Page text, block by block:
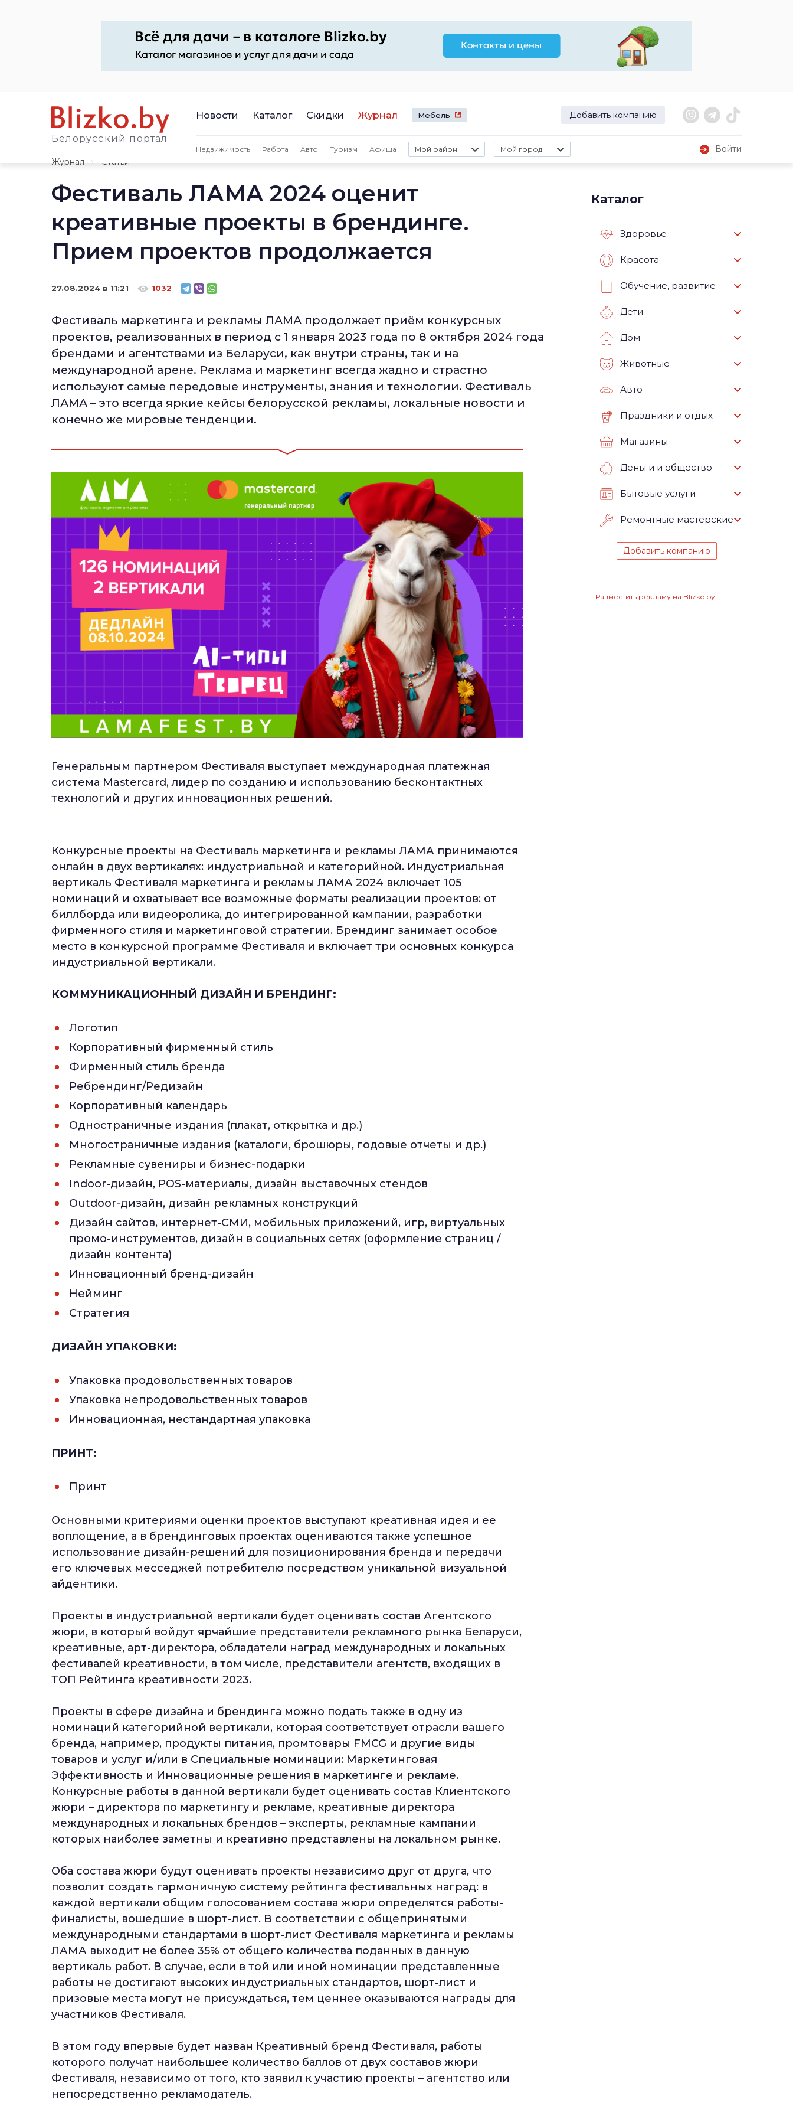
Белорусский портал
Новости Каталог Скидки Журнал Мебель Добавить компанию
Недвижимость Работа Авто Туризм Афиша Мой район Мой город
Войти
Журнал
Статьи
Фестиваль ЛАМА 2024 оценит
креативные проекты в брендинге.
Прием проектов продолжается
27.08.2024 в 11:21 1032
Фестиваль маркетинга и рекламы ЛАМА продолжает приём конкурсных
проектов, реализованных в период с 1 января 2023 года по 8 октября 2024 года
брендами и агентствами из Беларуси, как внутри страны, так и на
международной арене. Реклама и маркетинг всегда жадно и страстно
используют самые передовые инструменты, знания и технологии. Фестиваль
ЛАМА – это всегда яркие кейсы белорусской рекламы, локальные новости и
конечно же мировые тенденции.
Генеральным партнером Фестиваля выступает международная платежная
система Mastercard, лидер по созданию и использованию бесконтактных
технологий и других инновационных решений.
Конкурсные проекты на Фестиваль маркетинга и рекламы ЛАМА принимаются
онлайн в двух вертикалях: индустриальной и категорийной. Индустриальная
вертикаль Фестиваля маркетинга и рекламы ЛАМА 2024 включает 105
номинаций и охватывает все возможные форматы реализации проектов: от
биллборда или видеоролика, до интегрированной кампании, разработки
фирменного стиля и маркетинговой стратегии. Брендинг занимает особое
место в конкурсной программе Фестиваля и включает три основных конкурса
индустриальной вертикали.
КОММУНИКАЦИОННЫЙ ДИЗАЙН И БРЕНДИНГ:
Логотип
Корпоративный фирменный стиль
Фирменный стиль бренда
Ребрендинг/Редизайн
Корпоративный календарь
Одностраничные издания (плакат, открытка и др.)
Многостраничные издания (каталоги, брошюры, годовые отчеты и др.)
Рекламные сувениры и бизнес-подарки
Indoor-дизайн, POS-материалы, дизайн выставочных стендов
Оutdoor-дизайн, дизайн рекламных конструкций
Дизайн сайтов, интернет-СМИ, мобильных приложений, игр, виртуальных
промо-инструментов, дизайн в социальных сетях (оформление страниц /
дизайн контента)
Инновационный бренд-дизайн
Нейминг
Стратегия
ДИЗАЙН УПАКОВКИ:
Упаковка продовольственных товаров
Упаковка непродовольственных товаров
Инновационная, нестандартная упаковка
ПРИНТ:
Принт
Основными критериями оценки проектов выступают креативная идея и ее
воплощение, а в брендинговых проектах оцениваются также успешное
использование дизайн-решений для позиционирования бренда и передачи
его ключевых месседжей потребителю посредством уникальной визуальной
айдентики.
Проекты в индустриальной вертикали будет оценивать состав Агентского
жюри, в который войдут ярчайшие представители рекламного рынка Беларуси,
креативные, арт-директора, обладатели наград международных и локальных
фестивалей креативности, в том числе, представители агентств, входящих в
ТОП Рейтинга креативности 2023.
Проекты в сфере дизайна и брендинга можно подать также в одну из
номинаций категорийной вертикали, которая соответствует отрасли вашего
бренда, например, продукты питания, промтовары FMCG и другие виды
товаров и услуг и/или в Специальные номинации: Маркетинговая
Эффективность и Инновационные решения в маркетинге и рекламе.
Конкурсные работы в данной вертикали будет оценивать состав Клиентского
жюри – директора по маркетингу и рекламе, креативные директора
международных и локальных брендов – эксперты, рекламные кампании
которых наиболее заметны и креативно представлены на локальном рынке.
Оба состава жюри будут оценивать проекты независимо друг от друга, что
позволит создать гармоничную систему рейтинга фестивальных наград: в
каждой вертикали общим голосованием состава жюри определятся работы-
финалисты, вошедшие в шорт-лист. В соответствии с общепринятыми
международными стандартами в шорт-лист Фестиваля маркетинга и рекламы
ЛАМА выходит не более 35% от общего количества поданных в данную
вертикаль работ. В случае, если в той или иной номинации представленные
работы не достигают высоких индустриальных стандартов, шорт-лист и
призовые места могут не присуждаться, тем ценнее оказываются награды для
участников Фестиваля.
В этом году впервые будет назван Креативный бренд Фестиваля, работы
которого получат наибольшее количество баллов от двух составов жюри
Фестиваля, независимо от того, кто заявил к участию проекты – агентство или
непосредственно рекламодатель.
Каталог
Здоровье
Красота
Обучение, развитие
Дети
Дом
Животные
Авто
Праздники и отдых
Магазины
Деньги и общество
Бытовые услуги
Ремонтные мастерские
Добавить компанию
Разместить рекламу на Blizko.by